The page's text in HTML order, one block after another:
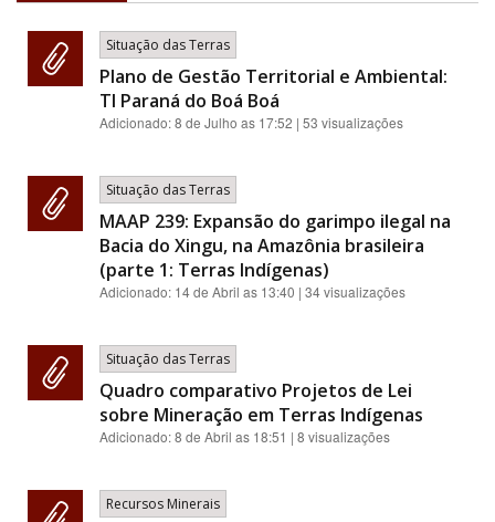
Situação das Terras
Plano de Gestão Territorial e Ambiental:
TI Paraná do Boá Boá
Adicionado:8 de Julho as 17:52 | 53 visualizações
Situação das Terras
MAAP 239: Expansão do garimpo ilegal na
Bacia do Xingu, na Amazônia brasileira
(parte 1: Terras Indígenas)
Adicionado: 14 de Abril as 13:40 | 34 visualizações
Situação das Terras
Quadro comparativo Projetos de Lei
sobre Mineração em Terras Indígenas
Adicionado:8 de Abril as 18:51 | 8 visualizações
Recursos Minerais